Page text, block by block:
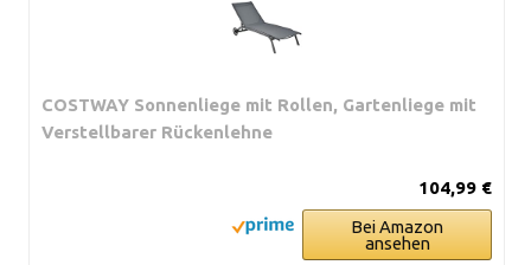
COSTWAY Sonnenliege mit Rollen, Gartenliege mit
Verstellbarer Rückenlehne
104,99 €
Bei Amazon
ansehen